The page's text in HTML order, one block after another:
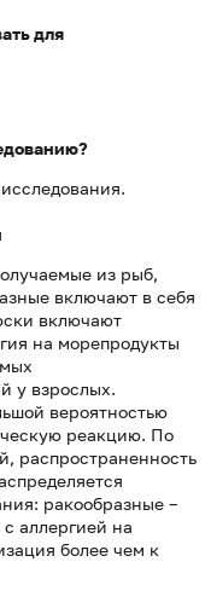
для
из рыб,
включают в себя
включают
на морепродукты
у взрослых.
вероятностью
реакцию. По
распространенность
ракообразные –
аллергией на
более чем к